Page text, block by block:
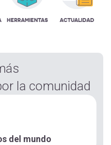
HERRAMIENTAS ACTUALIDAD
la comunidad
del mundo